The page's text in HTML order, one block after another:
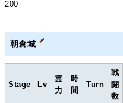
200
朝倉城
Stage Lv
霊
力
時
間
Turn
戦
闘
数